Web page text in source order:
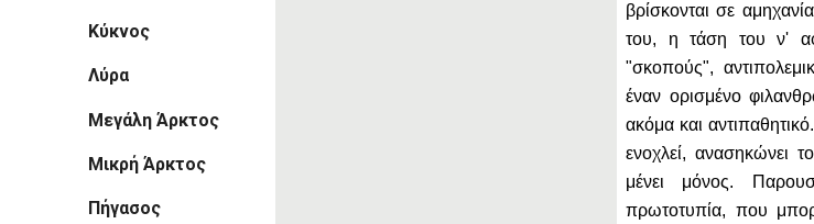
Κύκνος
Λύρα
Μεγάλη Άρκτος
Μικρή Άρκτος
Πήγασος
βρίσκονται σε
του, η τάση του ν'
"σκοπούς",
έναν ορισμένο
ακόμα και
ενοχλεί, ανασηκώνει
μένει μόνος.
πρωτοτυπία, που